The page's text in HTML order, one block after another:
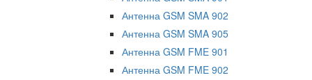
Антенна GSM SMA 902
Антенна GSM SMA 905
Антенна GSM FME 901
Антенна GSM FME 902